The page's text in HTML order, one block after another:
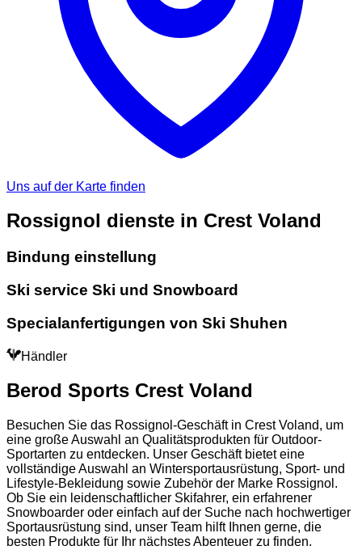
Uns auf der Karte finden
Rossignol dienste in Crest Voland
Bindung einstellung
Ski service Ski und Snowboard
Specialanfertigungen von Ski Shuhen
Händler
Berod Sports Crest Voland
Besuchen Sie das Rossignol-Geschäft in Crest Voland, um
eine große Auswahl an Qualitätsprodukten für Outdoor-
Sportarten zu entdecken. Unser Geschäft bietet eine
vollständige Auswahl an Wintersportausrüstung, Sport- und
Lifestyle-Bekleidung sowie Zubehör der Marke Rossignol.
Ob Sie ein leidenschaftlicher Skifahrer, ein erfahrener
Snowboarder oder einfach auf der Suche nach hochwertiger
Sportausrüstung sind, unser Team hilft Ihnen gerne, die
besten Produkte für Ihr nächstes Abenteuer zu finden.